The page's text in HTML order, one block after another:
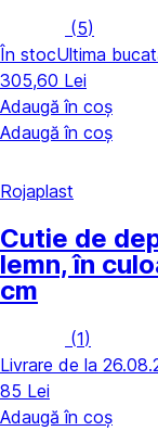
(5)
În stocUltima
305,60 Lei
Adaugă în coș
Adaugă în coș
Rojaplast
Cutie de
lemn, în
cm
(1)
Livrare de la
85 Lei
Adaugă în coș